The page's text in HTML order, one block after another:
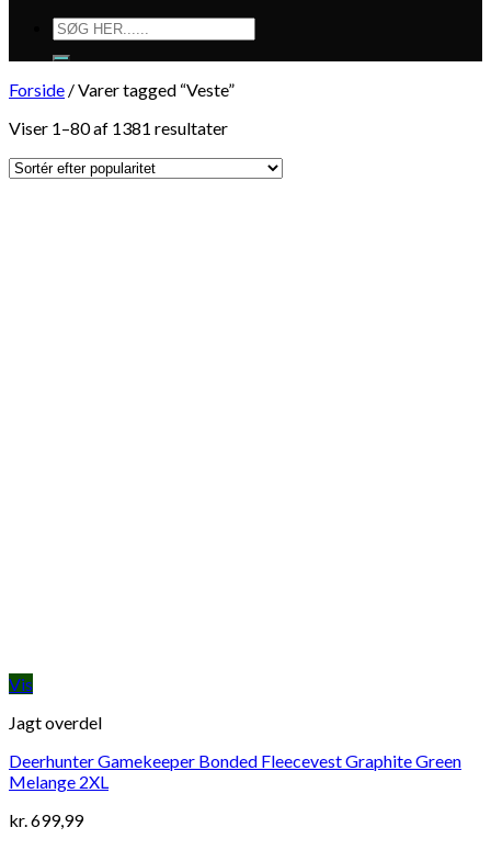
Søg
efter:
Forside /Varer tagged “Veste”
Viser 1–80 af 1381 resultater
Vis
Jagt overdel
Deerhunter Gamekeeper Bonded Fleecevest Graphite Green
Melange 2XL
kr.699,99